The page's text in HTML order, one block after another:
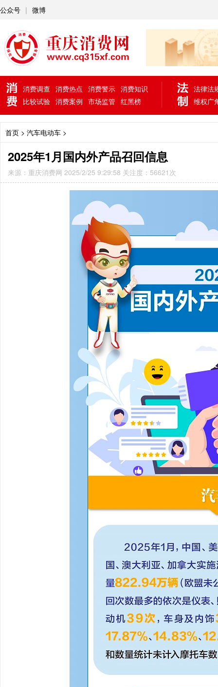
公众号 | 微博
消费调查 消费热点 消费警示 消费知识
比较试验 消费案例 市场监管 红黑榜
法律法
维权广
首页 > 汽车电动车 >
2025年1月国内外产品召回信息
来源：重庆消费网 2025/2/25 9:29:58 关注度：56621次